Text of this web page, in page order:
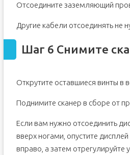
Отсоедините заземляющий
Другие кабели отсоединять не
Шаг 6 Снимите
Открутите оставшиеся винты в
Поднимите сканер в сборе от
Если вам нужно отсоединить
вверх ногами, опустите
вправо, а затем отрегулируйте